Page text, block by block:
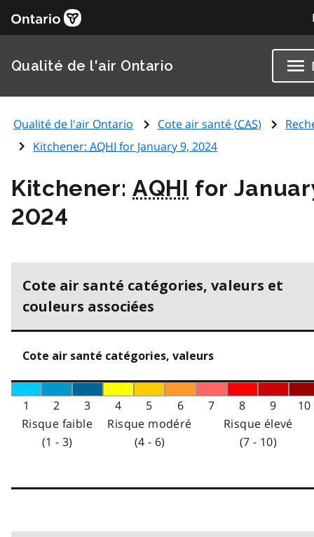
Qualité de l'air Ontario
Qualité de l'air Ontario Cote air santé (CAS)
Kitchener:AQHI for January 9, 2024
Kitchener:AQHI for
2024
Cote air santé catégories, valeurs et
couleurs associées
Cote air santé catégories, valeurs
1 2 3 4 5 6 7 8 9
10
Risque faible
(1 - 3)
Risque modéré
(4 - 6)
Risque élevé
(7 - 10)